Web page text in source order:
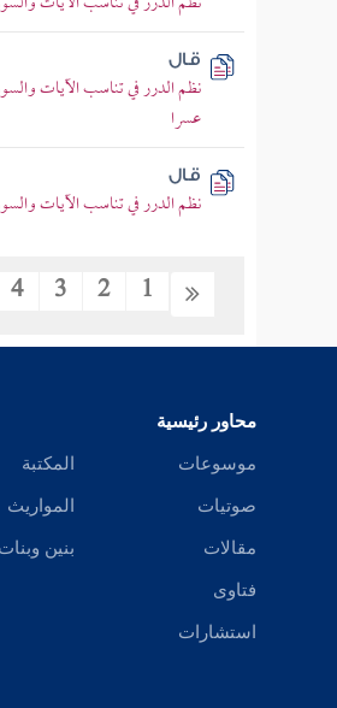
قال
نظم الدرر في تناسب الآيات
عسرا
قال
نظم الدرر في تناسب الآيات
1
2
3
4
محاور رئيسية
موسوعات
صوتيات
مقالات
فتاوى
استشارات
المكتبة
المواريث
بنين وبنات